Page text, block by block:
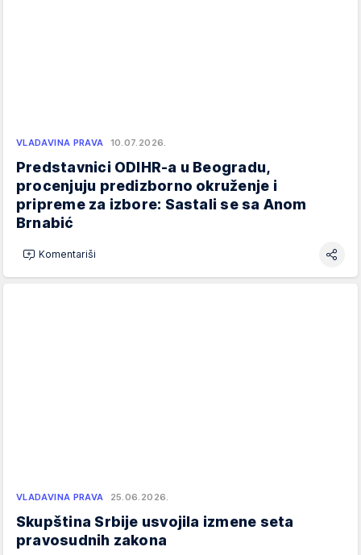
VLADAVINA PRAVA 10.07.2026.
Predstavnici ODIHR-a u Beogradu,
procenjuju predizborno okruženje i
pripreme za izbore: Sastali se sa Anom
Brnabić
Komentariši
VLADAVINA PRAVA 25.06.2026.
Skupština Srbije usvojila izmene seta
pravosudnih zakona